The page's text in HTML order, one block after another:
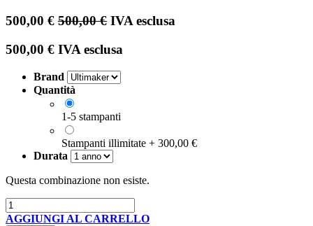
500,00 € 500,00€ IVA esclusa
500,00 € IVA esclusa
Brand
Quantità
1-5 stampanti
Stampanti illimitate + 300,00 €
Durata
Questa combinazione non esiste.
AGGIUNGI AL CARRELLO